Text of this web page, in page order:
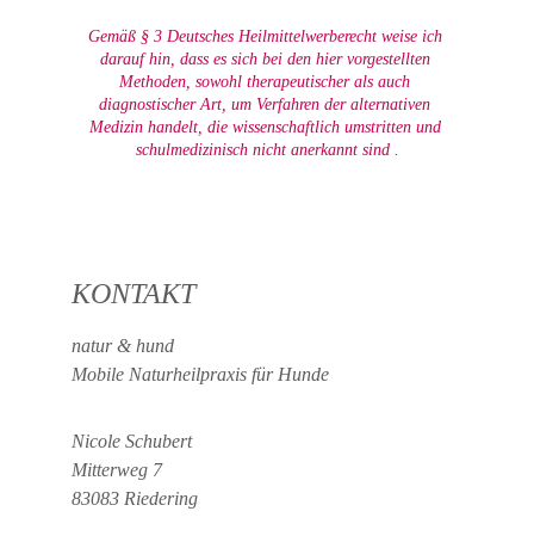
Gemäß § 3 Deutsches Heilmittelwerberecht weise ich
darauf hin, dass es sich bei den hier vorgestellten
Methoden, sowohl therapeutischer als auch
diagnostischer Art, um Verfahren der alternativen
Medizin handelt, die wissenschaftlich umstritten und
schulmedizinisch nicht anerkannt sind .
KONTAKT
natur & hund
Mobile Naturheilpraxis für Hunde
Nicole Schubert
Mitterweg 7
83083 Riedering